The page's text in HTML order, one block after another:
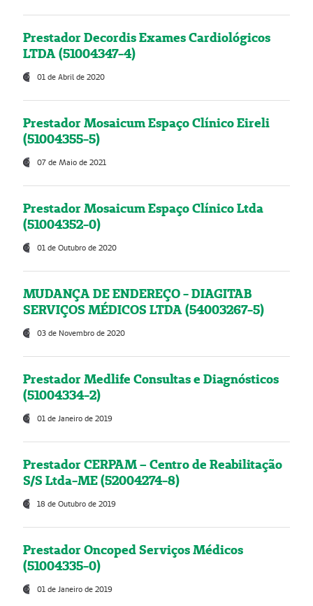
Prestador Decordis Exames Cardiológicos
LTDA (51004347-4)
01 de Abril de 2020
Prestador Mosaicum Espaço Clínico Eireli
(51004355-5)
07 de Maio de 2021
Prestador Mosaicum Espaço Clínico Ltda
(51004352-0)
01 de Outubro de 2020
MUDANÇA DE ENDEREÇO - DIAGITAB
SERVIÇOS MÉDICOS LTDA (54003267-5)
03 de Novembro de 2020
Prestador Medlife Consultas e Diagnósticos
(51004334-2)
01 de Janeiro de 2019
Prestador CERPAM – Centro de Reabilitação
S/S Ltda-ME (52004274-8)
18 de Outubro de 2019
Prestador Oncoped Serviços Médicos
(51004335-0)
01 de Janeiro de 2019